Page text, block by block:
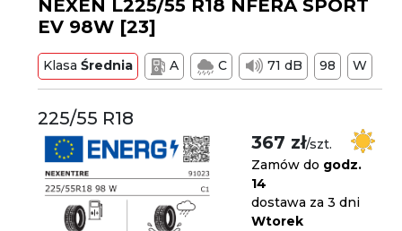
NEXEN L225/55 R18 NFERA SPORT
EV 98W [23]
KlasaŚrednia A C 71 dB 98 W
225/55 R18
367 zł/szt.
Zamów do godz.
14
dostawa za 3 dni
Wtorek